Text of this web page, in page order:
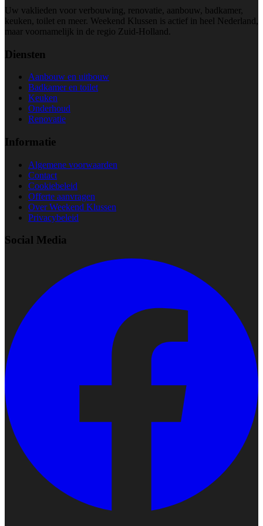
Uw vaklieden voor verbouwing, renovatie, aanbouw, badkamer,
keuken, toilet en meer. Weekend Klussen is actief in heel Nederland,
maar voornamelijk in de regio Zuid-Holland.
Diensten
Aanbouw en uitbouw
Badkamer en toilet
Keuken
Onderhoud
Renovatie
Informatie
Algemene voorwaarden
Contact
Cookiebeleid
Offerte aanvragen
Over Weekend Klussen
Privacybeleid
Social Media